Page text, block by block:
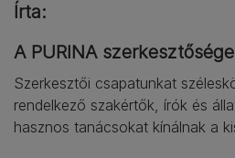
Írta:
A PURINA szerkesztősége
Szerkesztői csapatunkat
rendelkező szakértők, írók és
hasznos tanácsokat kínálnak a